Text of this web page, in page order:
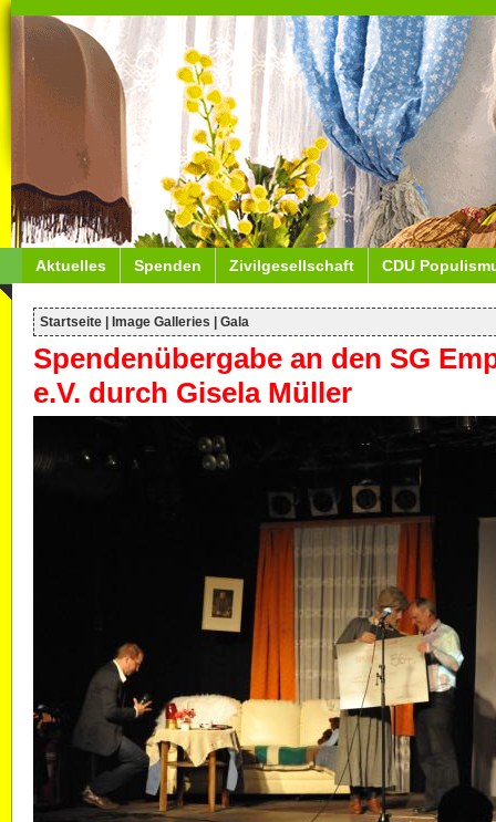
Aktuelles Spenden Zivilgesellschaft CDU
Startseite Image Galleries Gala
Spendenübergabe an den SG
e.V. durch Gisela Müller